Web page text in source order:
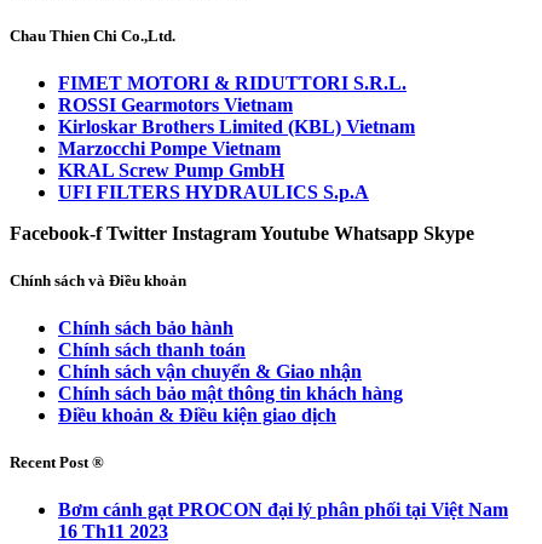
Chau Thien Chi Co.,Ltd.
FIMET MOTORI & RIDUTTORI S.R.L.
ROSSI Gearmotors Vietnam
Kirloskar Brothers Limited (KBL) Vietnam
Marzocchi Pompe Vietnam
KRAL Screw Pump GmbH
UFI FILTERS HYDRAULICS S.p.A
Facebook-f Twitter InstagramYoutube Whatsapp Skype
Chính sách và Điều khoản
Chính sách bảo hành
Chính sách thanh toán
Chính sách vận chuyển & Giao nhận
Chính sách bảo mật thông tin khách hàng
Điều khoản & Điều kiện giao dịch
Recent Post ®
Bơm cánh gạt PROCON đại lý phân phối tại Việt Nam
16 Th11 2023